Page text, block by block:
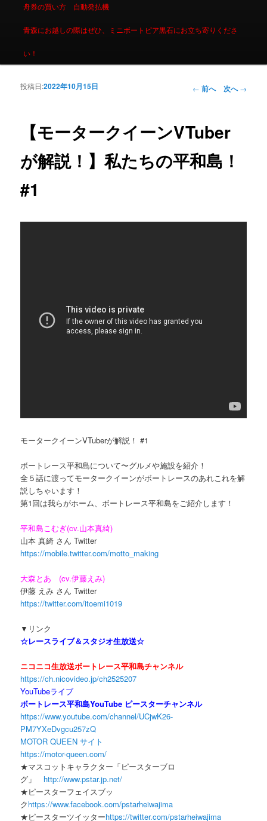
舟券の買い方 自動発払機
青森にお越しの際はぜひ、ミニボートピア黒石にお立ち寄りくださ
い！
投稿ナビゲーシ
← 前へ 次へ→
【モータークイーンVTuber
が解説！】私たちの平和島！
#1
投稿日:2022年10月15日
モータークイーンVTuberが解説！ #1
ボートレース平和島について〜グルメや施設を紹介！
全５話に渡ってモータークイーンがボートレースのあれこれを解
説しちゃいます！
第1回は我らがホーム、ボートレース平和島をご紹介します！
平和島こむぎ(cv.山本真綺)
山本 真綺 さん Twitter
https://mobile.twitter.com/motto_making
大森とあ (cv.伊藤えみ)
伊藤 えみ さん Twitter
https://twitter.com/itoemi1019
▼リンク
☆レースライブ＆スタジオ生放送☆
ニコニコ生放送ボートレース平和島チャンネル
https://ch.nicovideo.jp/ch2525207
YouTubeライブ
ボートレース平和島YouTube ピースターチャンネル
https://www.youtube.com/channel/UCjwK26-
PM7YXeDvgcu257zQ
MOTOR QUEEN サイト
https://motor-queen.com/
★マスコットキャラクター「ピースターブロ
グ」 http://www.pstar.jp.net/
★ピースターフェイスブッ
クhttps://www.facebook.com/pstarheiwajima
★ピースターツイッターhttps://twitter.com/pstarheiwajima